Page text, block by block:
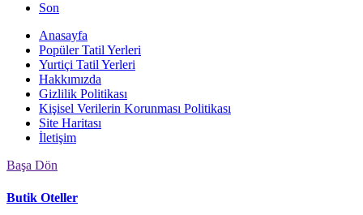
Son
Anasayfa
Popüler Tatil Yerleri
Yurtiçi Tatil Yerleri
Hakkımızda
Gizlilik Politikası
Kişisel Verilerin Korunması Politikası
Site Haritası
İletişim
Başa Dön
Butik Oteller